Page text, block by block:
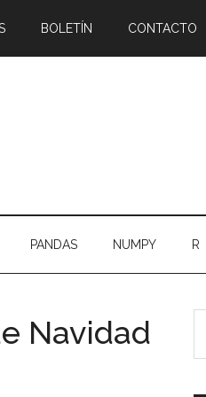
BOLETÍN CONTACTO
PANDAS NUMPY R
Navidad